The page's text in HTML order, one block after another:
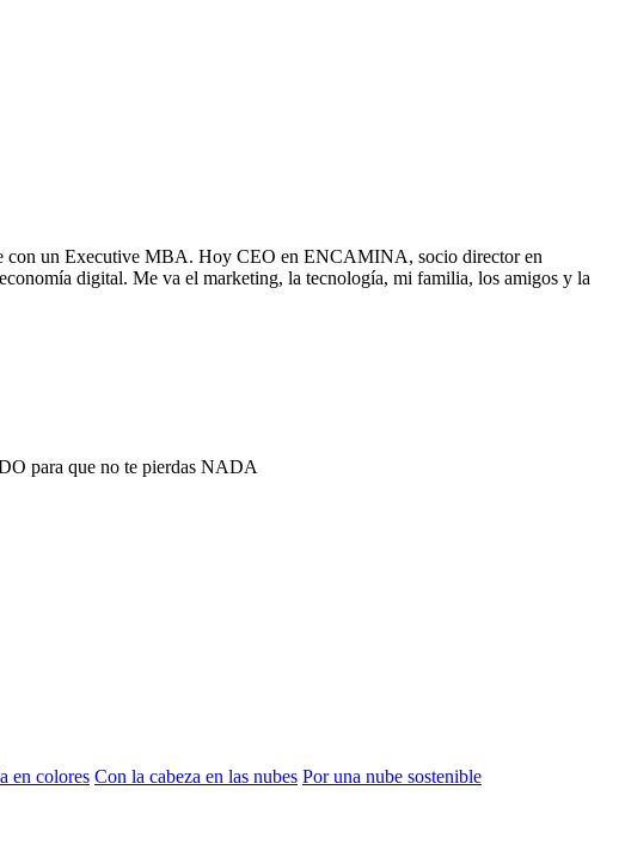
con un Executive MBA. Hoy CEO en ENCAMINA, socio director en
digital. Me va el marketing, la tecnología, mi familia, los amigos y la
para que no te pierdas NADA
en colores Con la cabeza en las nubes Por una nube sostenible